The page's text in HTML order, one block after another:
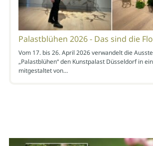
Palastblühen 2026 - Das sind die
Vom 17. bis 26. April 2026 verwandelt die
„Palastblühen“ den Kunstpalast Düsseldorf in
mitgestaltet von…